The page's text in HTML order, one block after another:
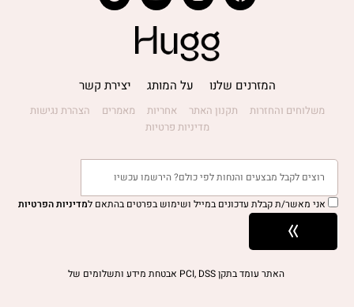
המזרנים שלנו על המותג יצירת קשר
משלוחים והחזרות תקנון האתר אחריות מאמרים
הצהרת נגישות
מדיניות פרטיות
אני מאשר/ת קבלת עדכונים במייל ושימוש בפרטים בהתאם למדיניות הפרטיות
האתר עומד בתקן PCI, DSS אבטחת מידע ותשלומים של